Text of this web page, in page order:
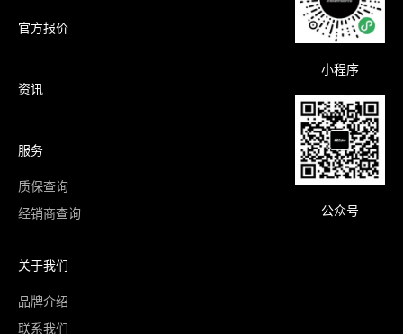
官方报价
资讯
服务
质保查询
经销商查询
关于我们
品牌介绍
联系我们
小程序
公众号